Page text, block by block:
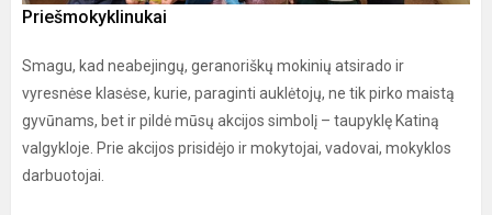
Priešmokyklinukai
Smagu, kad neabejingų, geranoriškų mokinių atsirado ir
vyresnėse klasėse, kurie, paraginti auklėtojų, ne tik pirko maistą
gyvūnams, bet ir pildė mūsų akcijos simbolį – taupyklę Katiną
valgykloje. Prie akcijos prisidėjo ir mokytojai, vadovai, mokyklos
darbuotojai.